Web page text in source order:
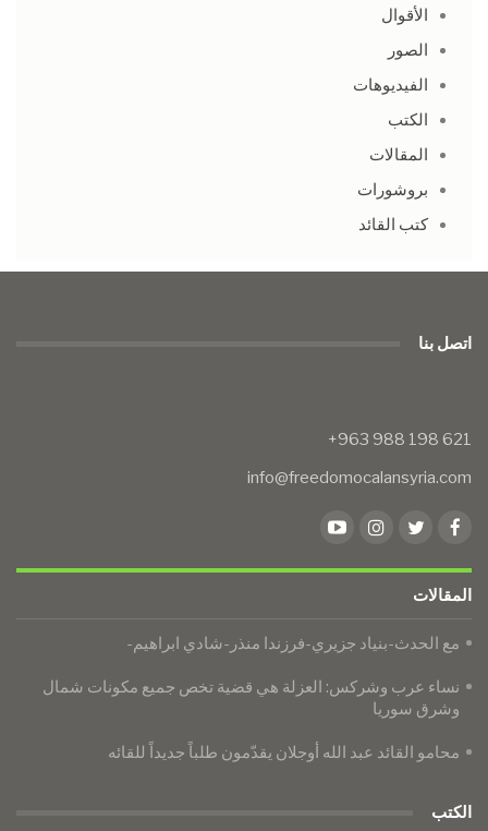
الأقوال
الصور
الفيديوهات
الكتب
المقالات
بروشورات
كتب القائد
اتصل بنا
info@freedomocalansyria.com
المقالات
مع الحدث-بنياد جزيري-فرزندا منذر-شادي ابراهيم-
نساء عرب وشركس: العزلة هي قضية تخص جميع مكونات شمال
وشرق سوريا
محامو القائد عبد الله أوجلان يقدّمون طلباً جديداً للقائه
الكتب